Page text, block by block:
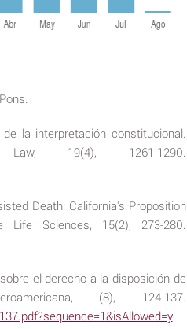
la interpretación constitucional.
19(4), 1261-1290.
Death: California's Proposition
Sciences, 15(2), 273-280.
el derecho a la disposición de
(8), 124-137.